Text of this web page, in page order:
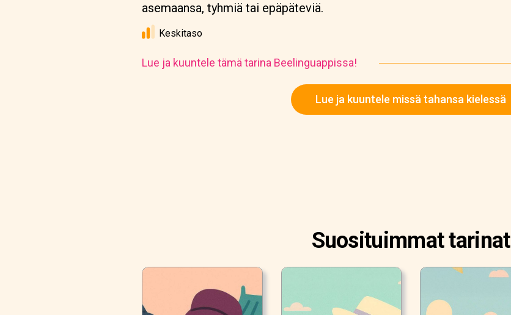
asemaansa, tyhmiä tai epäpäteviä.
Keskitaso
Lue ja kuuntele tämä tarina Beelinguappissa!
Lue ja kuuntele missä tahansa kielessä
Suosituimmat tarinat